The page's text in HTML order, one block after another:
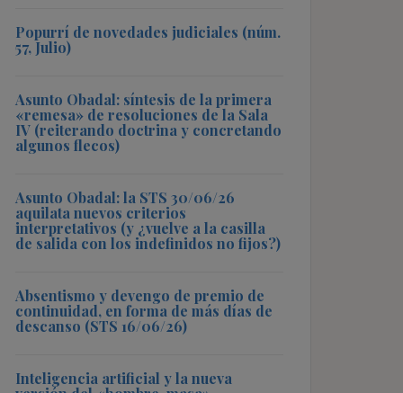
Popurrí de novedades judiciales (núm.
57, Julio)
Asunto Obadal: síntesis de la primera
«remesa» de resoluciones de la Sala
IV (reiterando doctrina y concretando
algunos flecos)
Asunto Obadal: la STS 30/06/26
aquilata nuevos criterios
interpretativos (y ¿vuelve a la casilla
de salida con los indefinidos no fijos?)
Absentismo y devengo de premio de
continuidad, en forma de más días de
descanso (STS 16/06/26)
Inteligencia artificial y la nueva